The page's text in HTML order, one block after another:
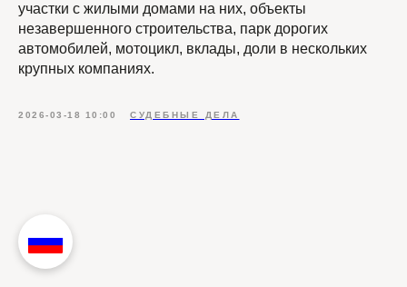
участки с жилыми домами на них, объекты
незавершенного строительства, парк дорогих
автомобилей, мотоцикл, вклады, доли в нескольких
крупных компаниях.
2026-03-18 10:00 СУДЕБНЫЕ ДЕЛА